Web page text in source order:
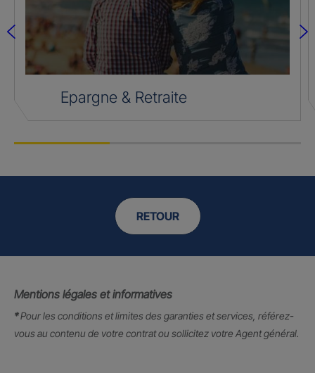
Epargne & Retraite
RETOUR
Mentions légales et informatives
*Pour les conditions et limites des garanties et services, référez-
vous au contenu de votre contrat ou sollicitez votre Agent général.